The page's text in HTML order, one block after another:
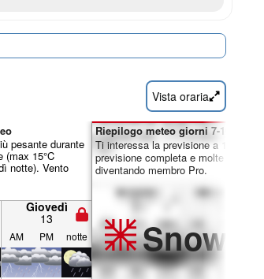
Vista oraria
pesante durante
(max 15°C
notte). Vento
Giovedì
13
AM PM notte
Riepilogo meteo giorni 7-16:
Ti interessa la previsione a 16
previsione completa e molte altre
diventando membro Pro.
Snow